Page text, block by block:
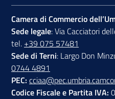
Camera di Commercio
Sede legale: Via Cacciatori
tel. +39 075 57481
Sede di Terni: Largo Don
0744 4891
PEC:
Codice Fiscale e Partita IVA: